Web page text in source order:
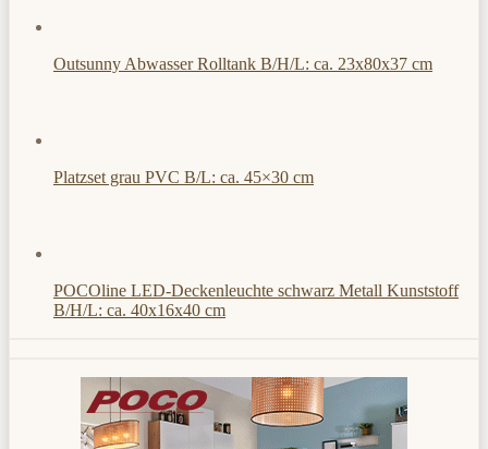
Outsunny Abwasser Rolltank B/H/L: ca. 23x80x37 cm
Platzset grau PVC B/L: ca. 45×30 cm
POCOline LED-Deckenleuchte schwarz Metall Kunststoff
B/H/L: ca. 40x16x40 cm